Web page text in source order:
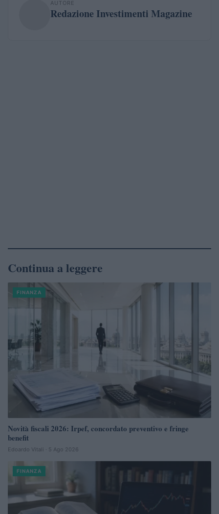
AUTORE
Redazione Investimenti Magazine
Continua a leggere
FINANZA
Novità fiscali 2026: Irpef, concordato preventivo e fringe
benefit
Edoardo Vitali · 5 Ago 2026
FINANZA